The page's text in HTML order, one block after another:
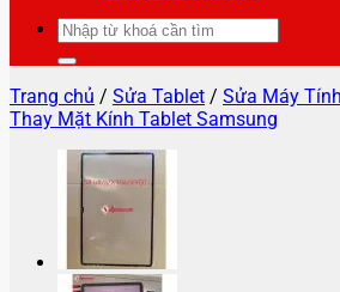
Tìm
kiếm:
Trang chủ / Sửa Tablet / Sửa Máy
Thay Mặt Kính Tablet Samsung